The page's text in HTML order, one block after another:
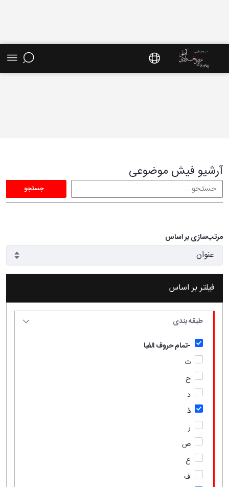
آرشیو فیش موضوعی
جستجو
مرتب‌سازی بر اساس
فیلتر بر اساس
طبقه بندی
-تمام حروف الفبا
ت
ح
د
ذ
ر
ص
ع
ف